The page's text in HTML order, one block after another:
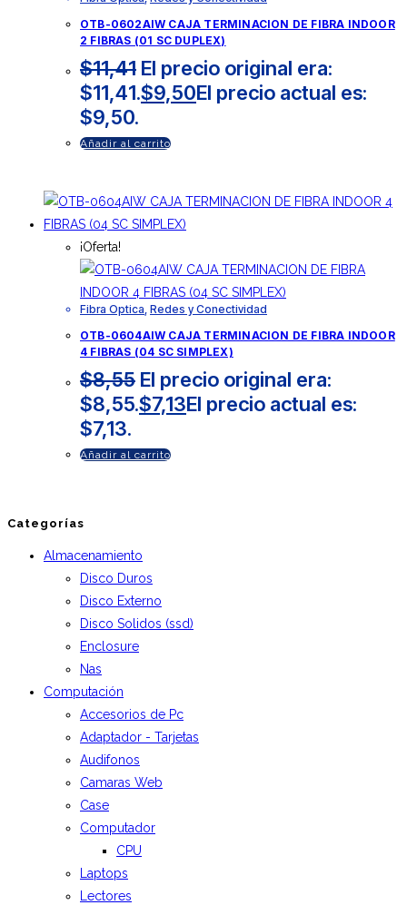
OTB-0602AIW CAJA TERMINACION DE FIBRA INDOOR
2 FIBRAS (01 SC DUPLEX)
$11,41 El precio original era:
$11,41.$9,50El precio actual es:
$9,50.
Añadir al carrito
¡Oferta!
Fibra Optica, Redes y Conectividad
OTB-0604AIW CAJA TERMINACION DE FIBRA INDOOR
4 FIBRAS (04 SC SIMPLEX)
$8,55 El precio original era:
$8,55.$7,13El precio actual es:
$7,13.
Añadir al carrito
Categorías
Almacenamiento
Disco Duros
Disco Externo
Disco Solidos (ssd)
Enclosure
Nas
Computación
Accesorios de Pc
Adaptador - Tarjetas
Audifonos
Camaras Web
Case
Computador
CPU
Laptops
Lectores